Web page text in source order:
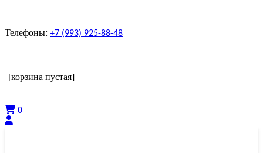
Телефоны: +7 (993) 925-88-48
[корзина пустая]
0